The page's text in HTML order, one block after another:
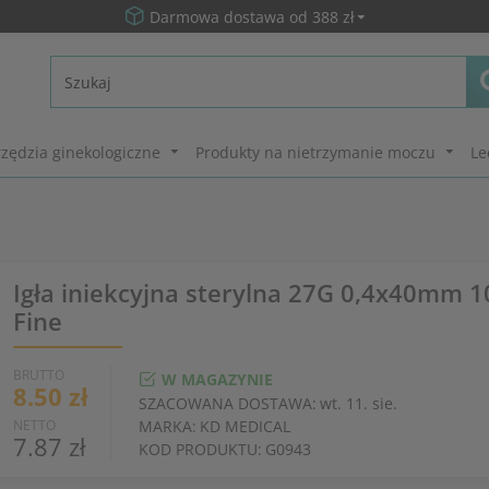
Darmowa dostawa od 388 zł
ginekologiczne Produkty na nietrzymanie moczu
Igła iniekcyjna sterylna 27G 0,4x40mm
Fine
BRUTTO
8.50 zł
NETTO
7.87 zł
W MAGAZYNIE
SZACOWANA DOSTAWA: wt. 11. sie.
MARKA: KD MEDICAL
KOD PRODUKTU: G0943